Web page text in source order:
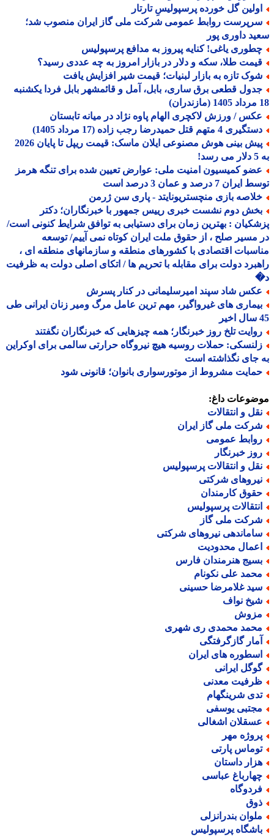
گل خورده پرسپولیسِ تارتار
روابط عمومی شرکت ملی گاز ایران منصوب شد؛
داوری پور
یاغی! کنایه پیروز به مدافع پرسپولیس
طلا، سکه و دلار در بازار امروز به چه عددی رسید؟
تازه به بازار لبنیات؛ قیمت شیر افزایش یافت
قطعی برق ساری، بابل، آمل و قائمشهر بابل فردا یکشنبه
/ ورزش لاکچری الهام پاوه نژاد در میانه تابستان
4 متهم قتل حمیدرضا رجب زاده (17 مرداد 1405)
پیش بینی هوش مصنوعی ایلان ماسک: قیمت ریپل تا پایان 2026
کمیسیون امنیت ملی: عوارض تعیین شده برای تنگه هرمز
7 درصد و عمان 3 درصد است
بازی منچستریونایتد - پاری سن ژرمن
دوم نشست خبری رییس جمهور با خبرنگاران؛ دکتر
: بهترین زمان برای دستیابی به توافق شرایط کنونی است/
مسیر صلح ، از حقوق ملت ایران کوتاه نمی آییم/ توسعه
اقتصادی با کشورهای منطقه و سازمانهای منطقه ای ،
دولت برای مقابله با تحریم ها / اتکای اصلی دولت به ظرفیت
شاد سپند امیرسلیمانی در کنار پسرش
های غیرواگیر، مهم ترین عامل مرگ ومیر زنان ایرانی طی
تلخ روز خبرنگار؛ همه چیزهایی که خبرنگاران نگفتند
حملات روسیه هیچ نیروگاه حرارتی سالمی برای اوکراین
جای نگذاشته است
مشروط از موتورسواری بانوان؛ قانونی شود
داغ:
و انتقالات
ملی گاز ایران
عمومی
خبرنگار
و انتقالات پرسپولیس
شرکتی
کارمندان
پرسپولیس
ملی گاز
نیروهای شرکتی
محدودیت
هنرمندان فارس
علی نکونام
غلامرضا حسینی
نواف
محمدی ری شهری
گازگرفتگی
های ایران
ایرانی
معدنی
شرینگهام
یوسفی
اشغالی
مهر
پارتی
داستان
عباسی
بندرانزلی
پرسپولیس